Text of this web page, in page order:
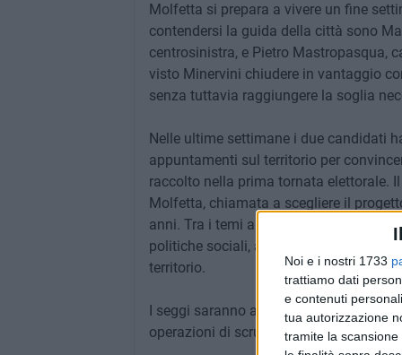
Noi e i nostri 1733
trattiamo dati
e contenuti
tua autorizzazione
tramite la
Molfetta si prepara a vivere un fine
contendersi la guida della città sono
centrosinistra, e Pietro Mastropasqua,
visto Minervini chiudere in vantaggio
senza tuttavia raggiungere la soglia
Nelle ultime settimane i due candidati
appuntamenti sul territorio per
raccolto nella prima tornata elettorale.
Molfetta, chiamata a scegliere il
anni. Tra i temi al centro del confronto
politiche sociali, ambiente, mobilità e
territorio.
I seggi saranno aperti oggi dalle ore 7
operazioni di scrutinio sarà